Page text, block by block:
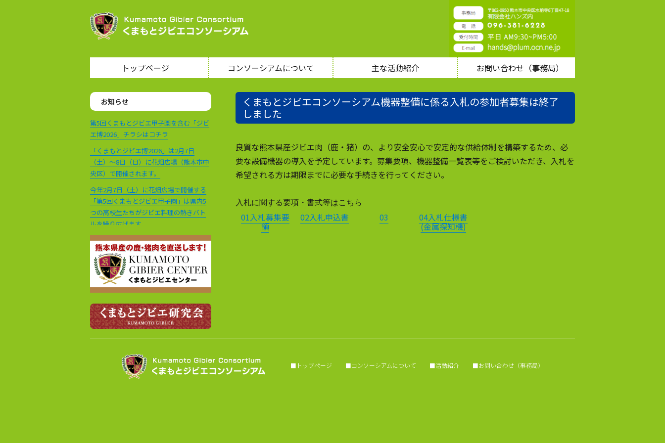
トップページ コンソーシアムについて 主な活動紹介 お問い合わせ（事務局）
くまもとジビエコンソーシアム機器整備に係る入札の参加者募集は終了
しました
良質な熊本県産ジビエ肉（鹿・猪）の、より安全安心で安定的な供給体制を構築するため、必
要な設備機器の導入を予定しています。募集要項、機器整備一覧表等をご検討いただき、入札を
希望される方は期限までに必要な手続きを行ってください。
入札に関する要項・書式等はこちら
01入札募集要
領
02入札申込書 03 04入札仕様書
(金属探知機)
お知らせ
第5回くまもとジビエ甲子園を含む「ジビ
エ博2026」チラシはコチラ
「くまもとジビエ博2026」は2月7日
（土）～8日（日）に花畑広場（熊本市中
央区）で開催されます。
今年2月7日（土）に花畑広場で開催する
「第5回くまもとジビエ甲子園」は県内5
つの高校生たちがジビエ料理の熱きバト
ルを繰り広げます。
来年2月～開催するジビエ料理フェア2026
への参加店舗が61店舗になりました！過
去最大の店舗数で開催します！ご期待く
ださい！
来年2月～開催するジビエ料理フェア2026
への参加店舗が55店舗を超える見込みに
なりました。
くまもとジビエ料理フェア2025は2月28日
（金）で終了しました。次回の開催をお
いよいよ「くまもとジビエ料理フェア
2025」が2月1日（土）から28日（金）ま
■トップページ ■コンソーシアムについて ■活動紹介 ■お問い合わせ（事務局）